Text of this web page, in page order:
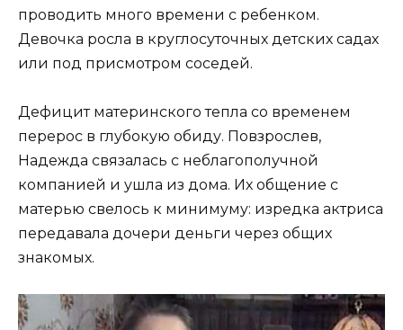
проводить много времени с ребенком.
Девочка росла в круглосуточных детских садах
или под присмотром соседей.
Дефицит материнского тепла со временем
перерос в глубокую обиду. Повзрослев,
Надежда связалась с неблагополучной
компанией и ушла из дома. Их общение с
матерью свелось к минимуму: изредка актриса
передавала дочери деньги через общих
знакомых.